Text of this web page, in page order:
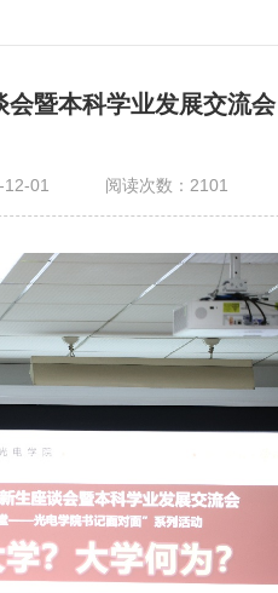
暨本科学业发展交流会
01 阅读次数： 2101